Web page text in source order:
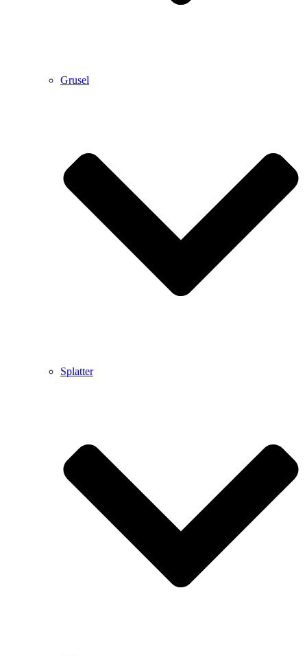
Grusel
Splatter